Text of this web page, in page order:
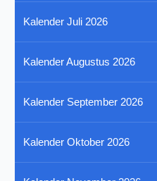
Kalender Juli 2026
Kalender Augustus 2026
Kalender September 2026
Kalender Oktober 2026